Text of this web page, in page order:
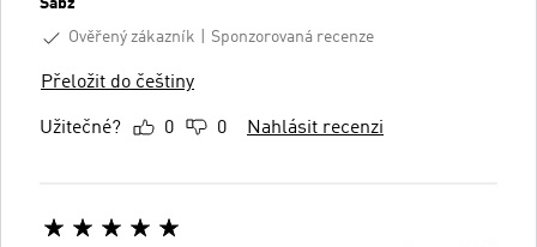
Sabz
Ověřený zákazník
Sponzorovaná recenze
Přeložit do češtiny
Užitečné? 0 0 Nahlásit recenzi